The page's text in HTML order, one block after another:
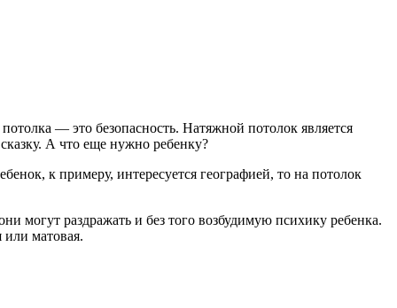
— это безопасность. Натяжной потолок является
А что еще нужно ребенку?
к примеру, интересуется географией, то на потолок
могут раздражать и без того возбудимую психику ребенка.
или матовая.